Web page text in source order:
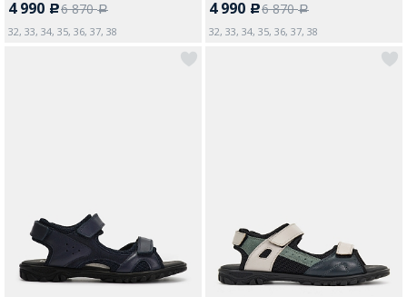
4 990 c6 870a
32, 33, 34, 35, 36, 37, 38
4 990 c6 870a
32, 33, 34, 35, 36, 37, 38